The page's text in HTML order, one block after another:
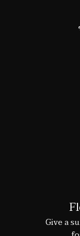
Give a